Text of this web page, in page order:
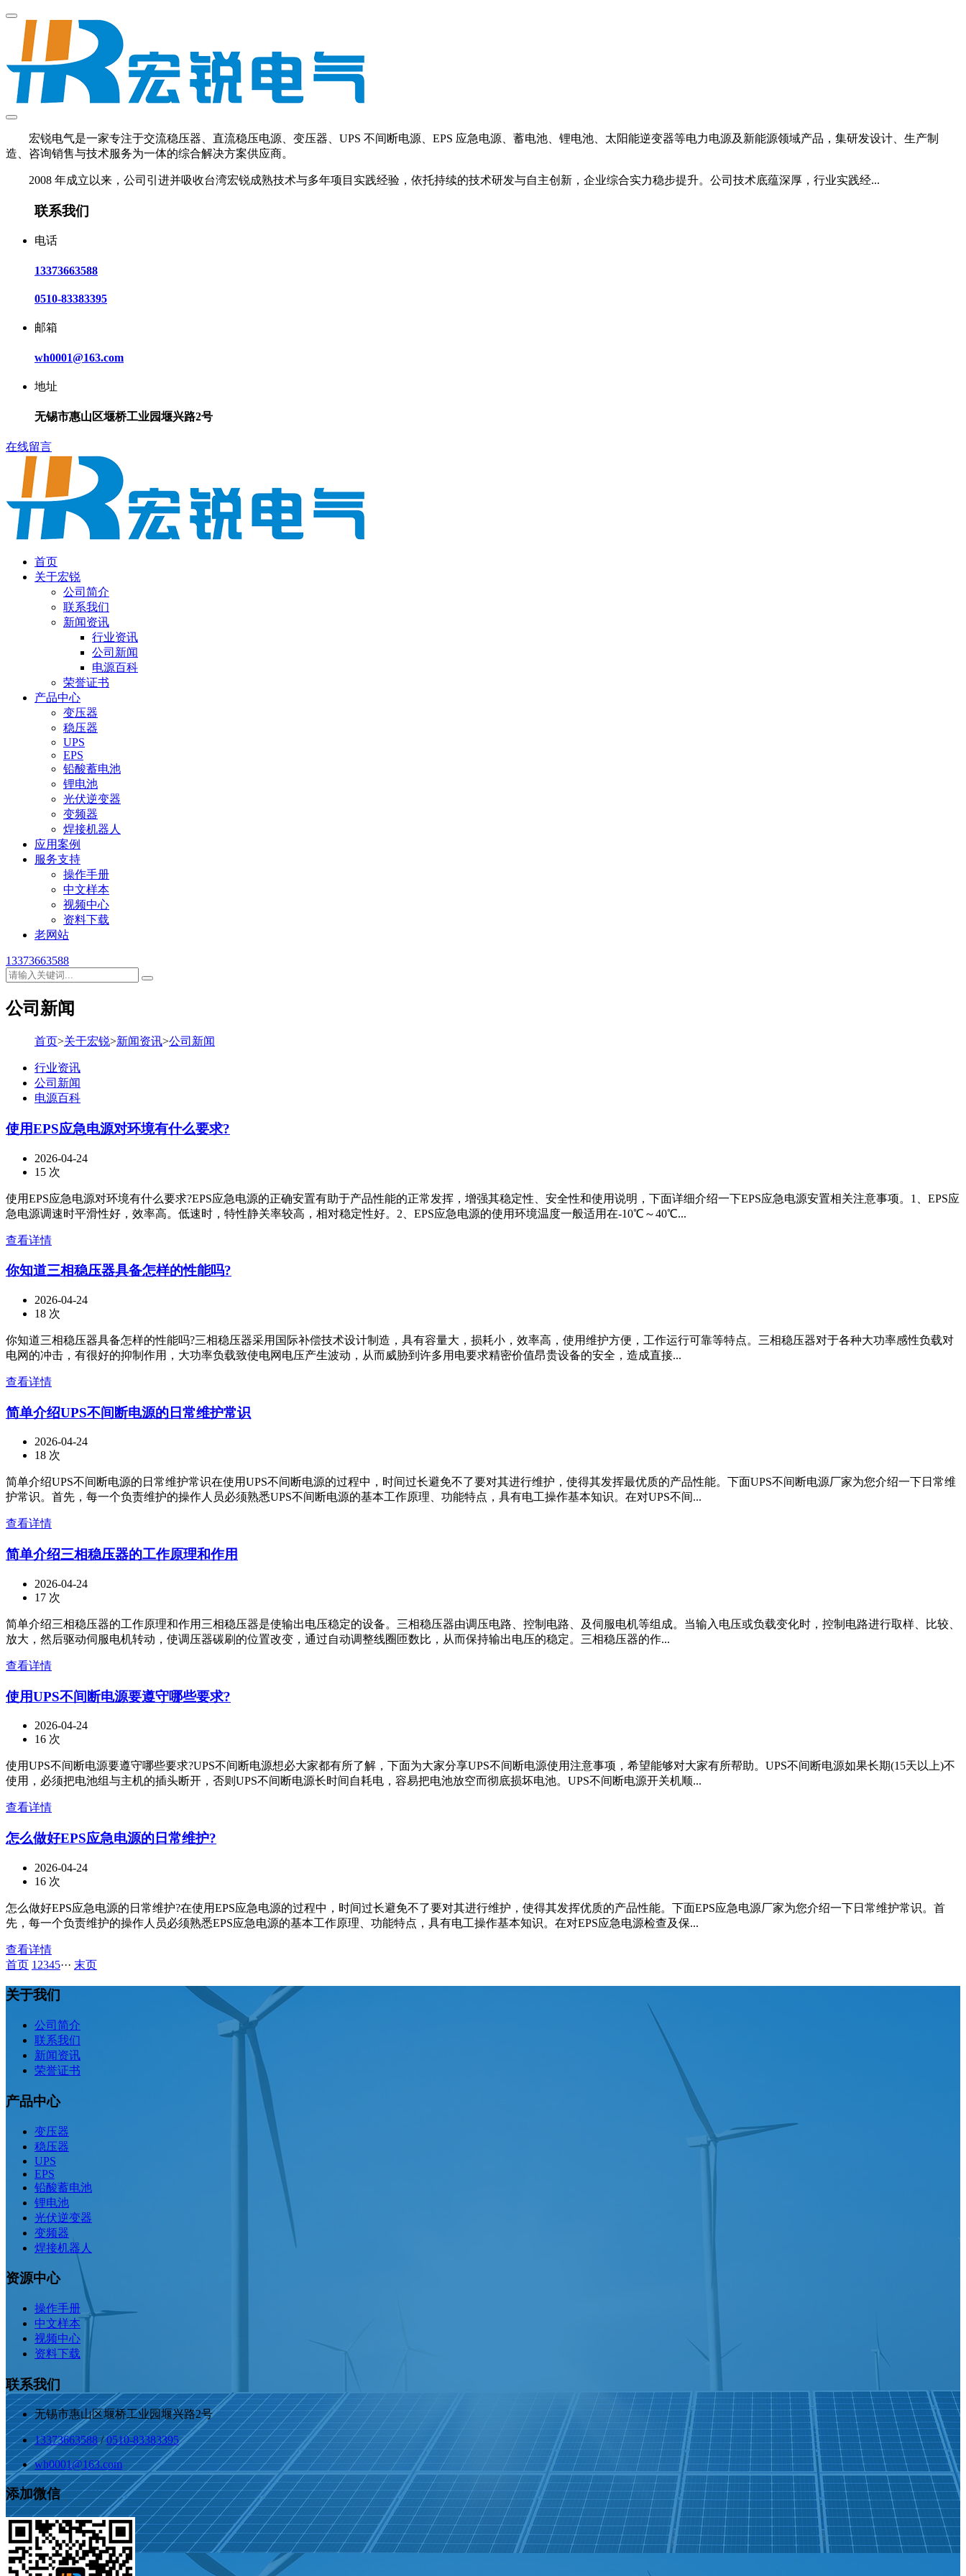
宏锐电气是一家专注于交流稳压器、直流稳压电源、变压器、UPS 不间断电源、EPS 应急电源、蓄电池、锂电池、太阳能逆变器等电力电源及新能源领域产品，集研发设计、生产制
造、咨询销售与技术服务为一体的综合解决方案供应商。
2008 年成立以来，公司引进并吸收台湾宏锐成熟技术与多年项目实践经验，依托持续的技术研发与自主创新，企业综合实力稳步提升。公司技术底蕴深厚，行业实践经...
联系我们
电话
13373663588
0510-83383395
邮箱
wh0001@163.com
地址
无锡市惠山区堰桥工业园堰兴路2号
在线留言
首页
关于宏锐
公司简介
联系我们
新闻资讯
行业资讯
公司新闻
电源百科
荣誉证书
产品中心
变压器
稳压器
UPS
EPS
铅酸蓄电池
锂电池
光伏逆变器
变频器
焊接机器人
应用案例
服务支持
操作手册
中文样本
视频中心
资料下载
老网站
13373663588
公司新闻
首页>关于宏锐>新闻资讯>公司新闻
行业资讯
公司新闻
电源百科
使用EPS应急电源对环境有什么要求?
2026-04-24
15 次
使用EPS应急电源对环境有什么要求?EPS应急电源的正确安置有助于产品性能的正常发挥，增强其稳定性、安全性和使用说明，下面详细介绍一下EPS应急电源安置相关注意事项。1、EPS应
急电源调速时平滑性好，效率高。低速时，特性静关率较高，相对稳定性好。2、EPS应急电源的使用环境温度一般适用在-10℃～40℃...
查看详情
你知道三相稳压器具备怎样的性能吗?
2026-04-24
18 次
你知道三相稳压器具备怎样的性能吗?三相稳压器采用国际补偿技术设计制造，具有容量大，损耗小，效率高，使用维护方便，工作运行可靠等特点。三相稳压器对于各种大功率感性负载对
电网的冲击，有很好的抑制作用，大功率负载致使电网电压产生波动，从而威胁到许多用电要求精密价值昂贵设备的安全，造成直接...
查看详情
简单介绍UPS不间断电源的日常维护常识
2026-04-24
18 次
简单介绍UPS不间断电源的日常维护常识在使用UPS不间断电源的过程中，时间过长避免不了要对其进行维护，使得其发挥最优质的产品性能。下面UPS不间断电源厂家为您介绍一下日常维
护常识。首先，每一个负责维护的操作人员必须熟悉UPS不间断电源的基本工作原理、功能特点，具有电工操作基本知识。在对UPS不间...
查看详情
简单介绍三相稳压器的工作原理和作用
2026-04-24
17 次
简单介绍三相稳压器的工作原理和作用三相稳压器是使输出电压稳定的设备。三相稳压器由调压电路、控制电路、及伺服电机等组成。当输入电压或负载变化时，控制电路进行取样、比较、
放大，然后驱动伺服电机转动，使调压器碳刷的位置改变，通过自动调整线圈匝数比，从而保持输出电压的稳定。三相稳压器的作...
查看详情
使用UPS不间断电源要遵守哪些要求?
2026-04-24
16 次
使用UPS不间断电源要遵守哪些要求?UPS不间断电源想必大家都有所了解，下面为大家分享UPS不间断电源使用注意事项，希望能够对大家有所帮助。UPS不间断电源如果长期(15天以上)不
使用，必须把电池组与主机的插头断开，否则UPS不间断电源长时间自耗电，容易把电池放空而彻底损坏电池。UPS不间断电源开关机顺...
查看详情
怎么做好EPS应急电源的日常维护?
2026-04-24
16 次
怎么做好EPS应急电源的日常维护?在使用EPS应急电源的过程中，时间过长避免不了要对其进行维护，使得其发挥优质的产品性能。下面EPS应急电源厂家为您介绍一下日常维护常识。首
先，每一个负责维护的操作人员必须熟悉EPS应急电源的基本工作原理、功能特点，具有电工操作基本知识。在对EPS应急电源检查及保...
查看详情
首页 1 2345··· 末页
关于我们
公司简介
联系我们
新闻资讯
荣誉证书
产品中心
变压器
稳压器
UPS
EPS
铅酸蓄电池
锂电池
光伏逆变器
变频器
焊接机器人
资源中心
操作手册
中文样本
视频中心
资料下载
联系我们
无锡市惠山区堰桥工业园堰兴路2号
13373663588/0510-83383395
wh0001@163.com
添加微信